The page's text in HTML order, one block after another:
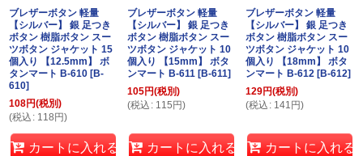
ブレザーボタン 軽量
【シルバー】 銀 足つき
ボタン 樹脂ボタン スー
ツボタン ジャケット 15
個入り 【12.5mm】 ボ
タンマート B-610 [B-
610]
108円(税別)
(税込 : 118 円)
カートに入れる
ブレザーボタン 軽量
【シルバー】 銀 足つき
ボタン 樹脂ボタン スー
ツボタン ジャケット 10
個入り 【15mm】 ボタ
ンマート B-611 [B-611]
105円(税別)
(税込 : 115 円)
カートに入れる
ブレザーボタン 軽量
【シルバー】 銀 足つき
ボタン 樹脂ボタン スー
ツボタン ジャケット 10
個入り 【18mm】 ボタ
ンマート B-612 [B-612]
129円(税別)
(税込 : 141 円)
カートに入れる